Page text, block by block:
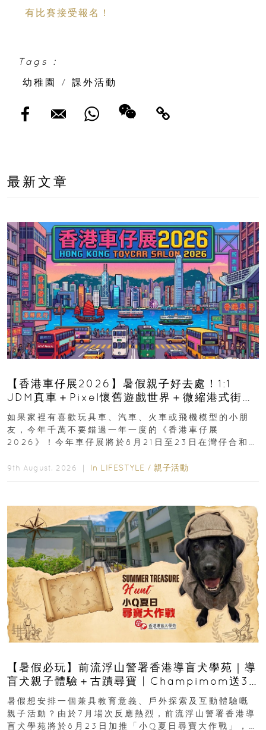
有比賽接受報名！
Tags :
幼稚園
/ 課外活動
最新文章
【香港車仔展2026】暑假親子好去處！1:1
JDM真車＋Pixel懷舊遊戲世界＋微縮港式街景
8月灣仔登場 車迷家庭必去！
如果家裡有喜歡玩具車、汽車、火車或飛機模型的小朋
友，今年千萬不要錯過一年一度的《香港車仔展
2026》！今年車仔展將於8月21日至23日在灣仔合和酒
9th August, 2026 ｜ In LIFESTYLE / 親子活動
【暑假必玩】前流浮山警署香港導盲犬學苑｜導
盲犬親子體驗＋古蹟尋寶 | Champimom送3
組免費名額
暑假想安排一個兼具教育意義、戶外探索及互動體驗嘅
親子活動？由於7月場次反應熱烈，前流浮山警署香港導
盲犬學苑將於8月23日加推「小Q夏日尋寶大作戰」，家